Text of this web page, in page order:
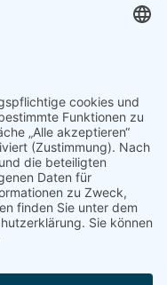
Mensch. Egal ob
in die Welt der
Unternehmern und
oder als Podcast